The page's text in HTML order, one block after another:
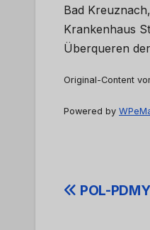
Bad
Krankenhaus
Überqueren
Original-Content
Powered by
POL-